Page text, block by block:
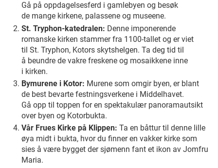
Gå på oppdagelsesferd i gamlebyen og besøk
de mange kirkene, palassene og museene.
St. Tryphon-katedralen: Denne imponerende
romanske kirken stammer fra 1100-tallet og er viet
til St. Tryphon, Kotors skytshelgen. Ta deg tid til
å beundre de vakre freskene og mosaikkene inne
i kirken.
Bymurene i Kotor: Murene som omgir byen, er blant
de best bevarte festningsverkene i Middelhavet.
Gå opp til toppen for en spektakulær panoramautsikt
over byen og Kotorbukta.
Vår Frues Kirke på Klippen: Ta en båttur til denne lille
øya midt i bukta, hvor du finner en vakker kirke som
sies å være bygget der sjømenn fant et ikon av Jomfru
Maria.